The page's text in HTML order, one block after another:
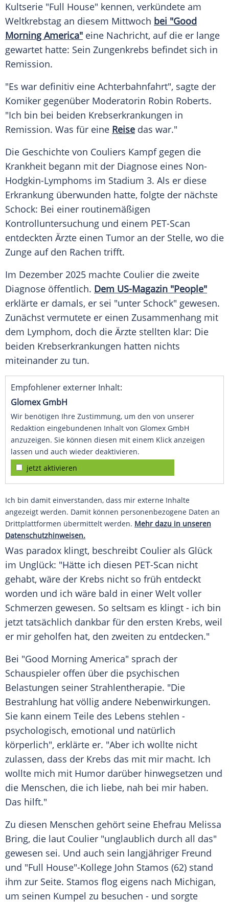
Kultserie "Full House" kennen, verkündete am
Weltkrebstag an diesem Mittwoch bei "Good
Morning America" eine Nachricht, auf die er lange
gewartet hatte: Sein Zungenkrebs befindet sich in
Remission.
"Es war definitiv eine Achterbahnfahrt", sagte der
Komiker gegenüber Moderatorin Robin Roberts.
"Ich bin bei beiden Krebserkrankungen in
Remission. Was für eine Reise das war."
Die Geschichte von Couliers Kampf gegen die
Krankheit begann mit der Diagnose eines Non-
Hodgkin-Lymphoms im Stadium 3. Als er diese
Erkrankung überwunden hatte, folgte der nächste
Schock: Bei einer routinemäßigen
Kontrolluntersuchung und einem PET-Scan
entdeckten Ärzte einen Tumor an der Stelle, wo die
Zunge auf den Rachen trifft.
Im Dezember 2025 machte Coulier die zweite
Diagnose öffentlich. Dem US-Magazin "People"
erklärte er damals, er sei "unter Schock" gewesen.
Zunächst vermutete er einen Zusammenhang mit
dem Lymphom, doch die Ärzte stellten klar: Die
beiden Krebserkrankungen hatten nichts
miteinander zu tun.
Empfohlener externer Inhalt:
Glomex GmbH
Wir benötigen Ihre Zustimmung, um den von unserer
Redaktion eingebundenen Inhalt von Glomex GmbH
anzuzeigen. Sie können diesen mit einem Klick anzeigen
lassen und auch wieder deaktivieren.
jetzt aktivieren
Ich bin damit einverstanden, dass mir externe Inhalte
angezeigt werden. Damit können personenbezogene Daten an
Drittplattformen übermittelt werden. Mehr dazu in unseren
Datenschutzhinweisen.
Was paradox klingt, beschreibt Coulier als Glück
im Unglück: "Hätte ich diesen PET-Scan nicht
gehabt, wäre der Krebs nicht so früh entdeckt
worden und ich wäre bald in einer Welt voller
Schmerzen gewesen. So seltsam es klingt - ich bin
jetzt tatsächlich dankbar für den ersten Krebs, weil
er mir geholfen hat, den zweiten zu entdecken."
Bei "Good Morning America" sprach der
Schauspieler offen über die psychischen
Belastungen seiner Strahlentherapie. "Die
Bestrahlung hat völlig andere Nebenwirkungen.
Sie kann einem Teile des Lebens stehlen -
psychologisch, emotional und natürlich
körperlich", erklärte er. "Aber ich wollte nicht
zulassen, dass der Krebs das mit mir macht. Ich
wollte mich mit Humor darüber hinwegsetzen und
die Menschen, die ich liebe, nah bei mir haben.
Das hilft."
Zu diesen Menschen gehört seine Ehefrau Melissa
Bring, die laut Coulier "unglaublich durch all das"
gewesen sei. Und auch sein langjähriger Freund
und "Full House"-Kollege John Stamos (62) stand
ihm zur Seite. Stamos flog eigens nach Michigan,
um seinen Kumpel zu besuchen - und sorgte